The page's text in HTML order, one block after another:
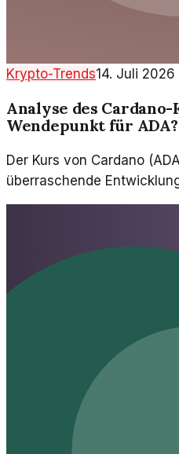
Krypto-Trends14. Juli 2026
Analyse des Cardano-
Wendepunkt für ADA?
Der Kurs von Cardano
überraschende
erkunden wir, was hinter